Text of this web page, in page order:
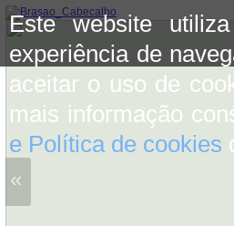
Este website
experiência de
aceitar o uso de
mais informação
e Política de cookies
«